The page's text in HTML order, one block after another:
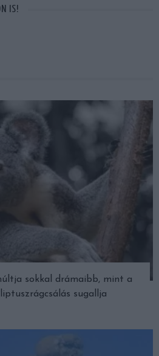
IS!
sokkal drámaibb, mint a
sugallja